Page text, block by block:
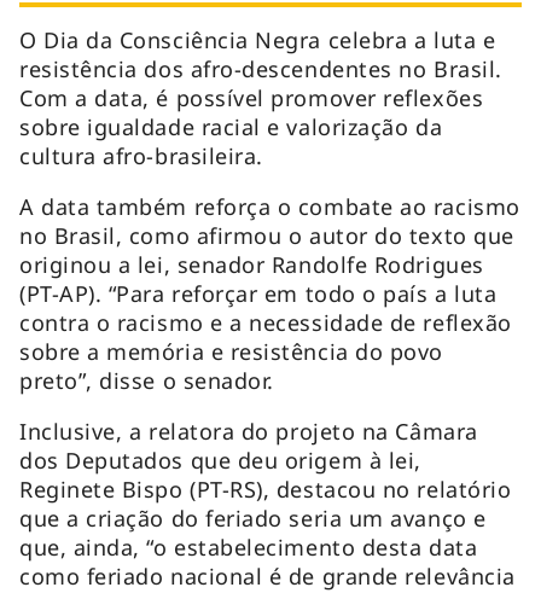
O Dia da Consciência Negra celebra a luta e
resistência dos afro-descendentes no Brasil.
Com a data, é possível promover reflexões
sobre igualdade racial e valorização da
cultura afro-brasileira.
A data também reforça o combate ao racismo
no Brasil, como afirmou o autor do texto que
originou a lei, senador Randolfe Rodrigues
(PT-AP). “Para reforçar em todo o país a luta
contra o racismo e a necessidade de reflexão
sobre a memória e resistência do povo
preto”, disse o senador.
Inclusive, a relatora do projeto na Câmara
dos Deputados que deu origem à lei,
Reginete Bispo (PT-RS), destacou no relatório
que a criação do feriado seria um avanço e
que, ainda, “o estabelecimento desta data
como feriado nacional é de grande relevância